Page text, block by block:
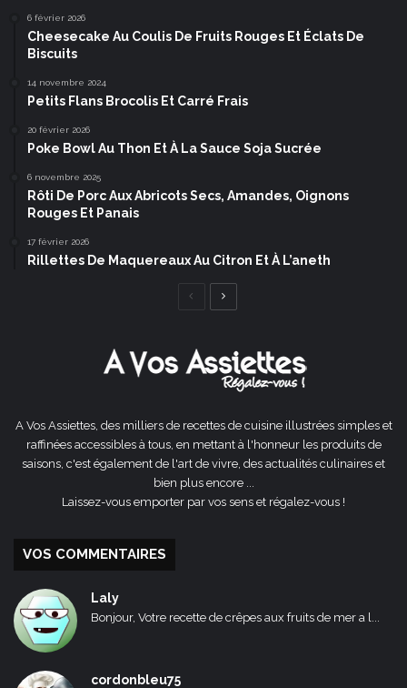
6 février 2026
Cheesecake Au Coulis De Fruits Rouges Et Éclats De
Biscuits
14 novembre 2024
Petits Flans Brocolis Et Carré Frais
20 février 2026
Poke Bowl Au Thon Et À La Sauce Soja Sucrée
6 novembre 2025
Rôti De Porc Aux Abricots Secs, Amandes, Oignons
Rouges Et Panais
17 février 2026
Rillettes De Maquereaux Au Citron Et À L’aneth
Page
A Vos Assiettes, des milliers de recettes de cuisine illustrées simples et
raffinées accessibles à tous, en mettant à l'honneur les produits de
saisons, c'est également de l'art de vivre, des actualités culinaires et
bien plus encore ...
Laissez-vous emporter par vos sens et régalez-vous !
VOS COMMENTAIRES
Laly
Bonjour, Votre recette de crêpes aux fruits de mer a l...
cordonbleu75